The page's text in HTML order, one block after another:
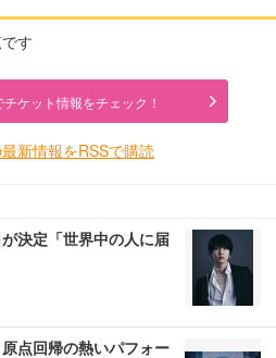
す
ケット情報をチェック！
新情報をRSSで購読
決定「世界中の人に届
点回帰の熱いパフォー